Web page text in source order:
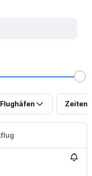
Flughäfen Zeiten